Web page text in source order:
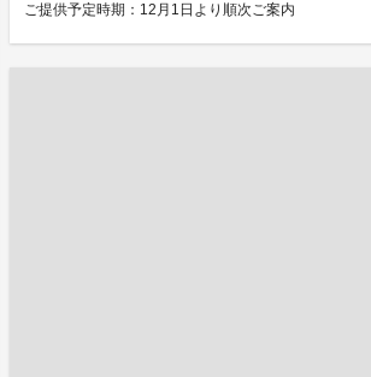
ご提供予定時期：12月1日より順次ご案内